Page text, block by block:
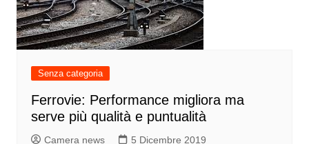
Senza categoria
Ferrovie: Performance migliora ma
serve più qualità e puntualità
Camera news 5 Dicembre 2019